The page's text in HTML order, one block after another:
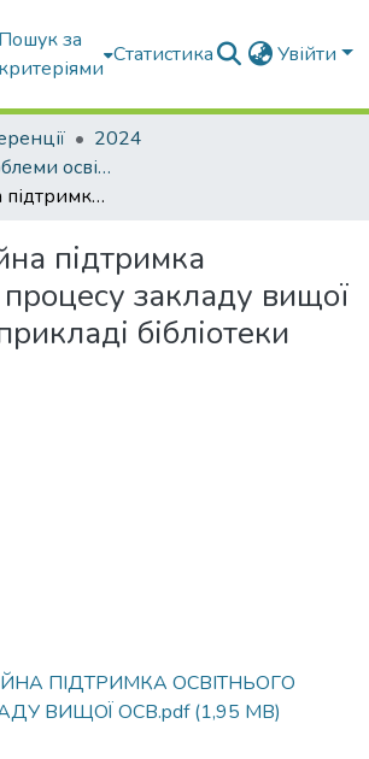
Пошук за
критеріями
Статистика Увійти
2024
Актуальні проблеми освітнього процесу в контексті європейського вибору України
Інформаційна підтримка освітнього процесу закладу вищої освіти (на прикладі бібліотеки КНУБА)
підтримка
процесу закладу вищої
бібліотеки
ПІДТРИМКА ОСВІТНЬОГО
ВИЩОЇ ОСВ.pdf(1,95 MB)